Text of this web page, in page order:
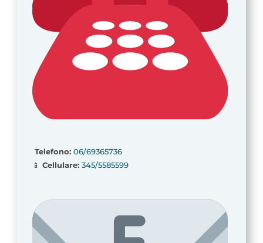
Telefono: 06/69365736
📱 Cellulare: 345/5585599